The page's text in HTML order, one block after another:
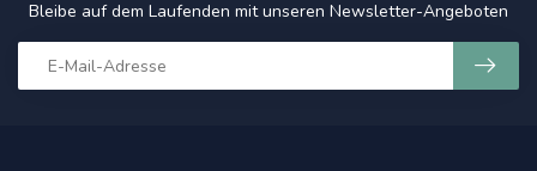
Bleibe auf dem Laufenden mit unseren Newsletter-Angeboten